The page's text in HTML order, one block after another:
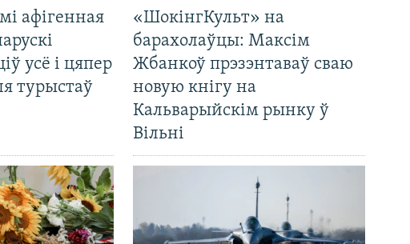
афігенная
усё і цяпер
турыстаў
«ШокінгКульт» на
барахолаўцы: Максім
Жбанкоў прэзэнтаваў сваю
новую кнігу на
Кальварыйскім рынку ў
Вільні